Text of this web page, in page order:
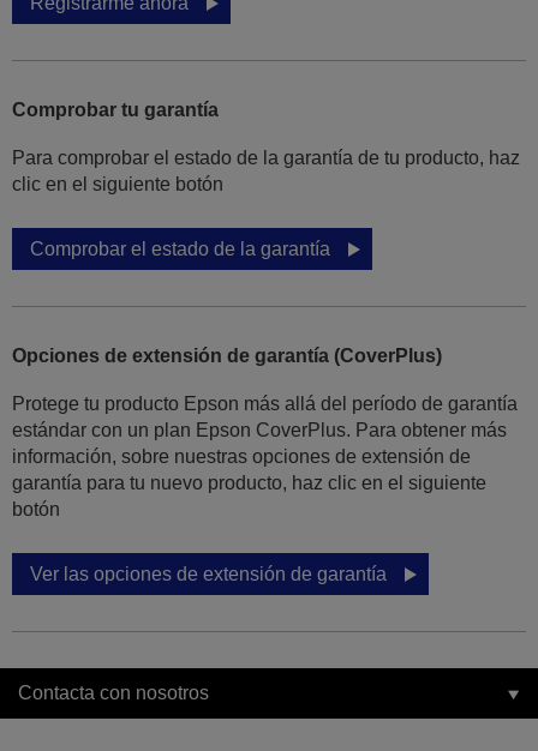
Comprobar tu garantía
Para comprobar el estado de la garantía de tu producto, haz
clic en el siguiente botón
Comprobar el estado de la garantía
Opciones de extensión de garantía (CoverPlus)
Protege tu producto Epson más allá del período de garantía
estándar con un plan Epson CoverPlus. Para obtener más
información, sobre nuestras opciones de extensión de
garantía para tu nuevo producto, haz clic en el siguiente
botón
Ver las opciones de extensión de garantía
Contacta con nosotros